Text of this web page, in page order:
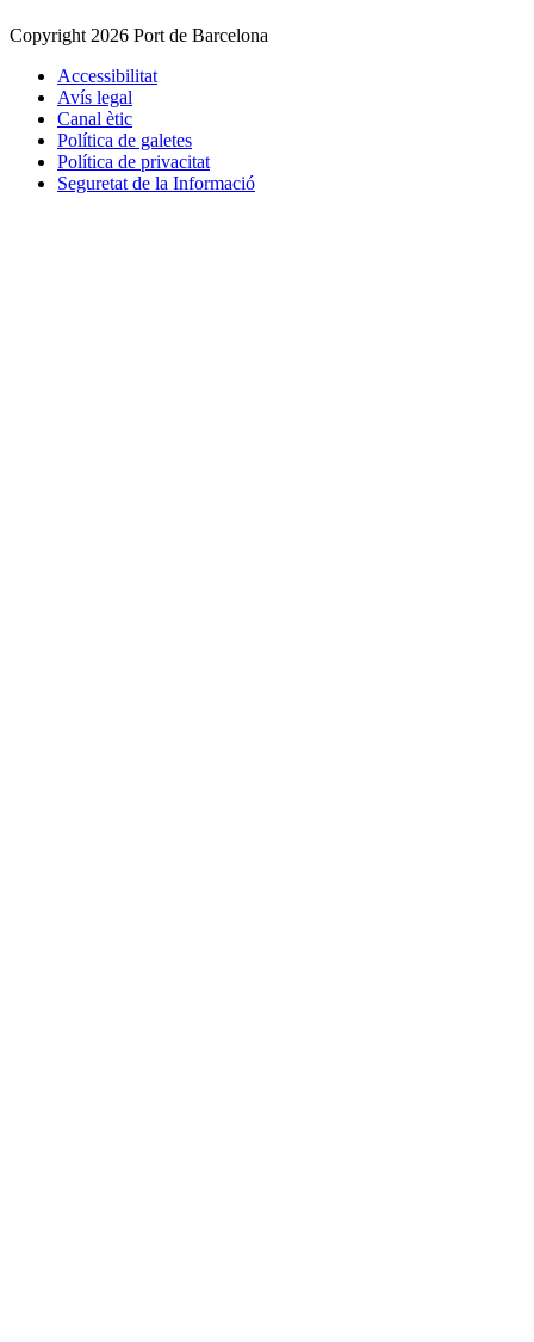
Copyright 2026 Port de Barcelona
Accessibilitat
Avís legal
Canal ètic
Política de galetes
Política de privacitat
Seguretat de la Informació